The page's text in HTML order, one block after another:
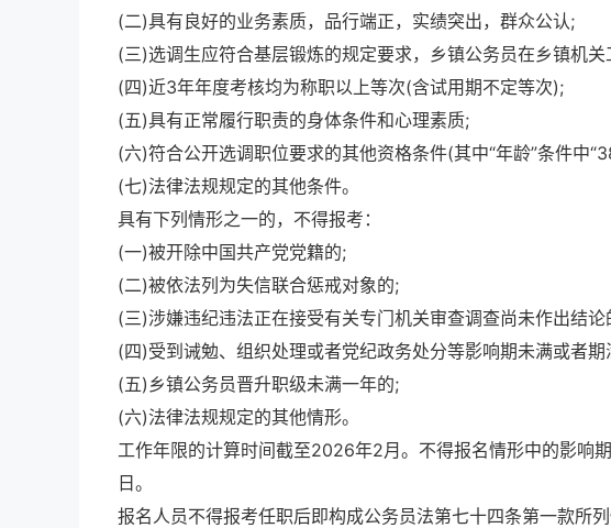
(二)具有良好的业务素质，品行端正，实绩突出，群众公认;
(三)选调生应符合基层锻炼的规定要求，乡镇公务员在乡镇机
(四)近3年年度考核均为称职以上等次(含试用期不定等次);
(五)具有正常履行职责的身体条件和心理素质;
(六)符合公开选调职位要求的其他资格条件(其中“年龄”条件中
(七)法律法规规定的其他条件。
具有下列情形之一的，不得报考：
(一)被开除中国共产党党籍的;
(二)被依法列为失信联合惩戒对象的;
(三)涉嫌违纪违法正在接受有关专门机关审查调查尚未作出结论
(四)受到诫勉、组织处理或者党纪政务处分等影响期未满或者
(五)乡镇公务员晋升职级未满一年的;
(六)法律法规规定的其他情形。
工作年限的计算时间截至2026年2月。不得报名情形中的影响
日。
报名人员不得报考任职后即构成公务员法第七十四条第一款所